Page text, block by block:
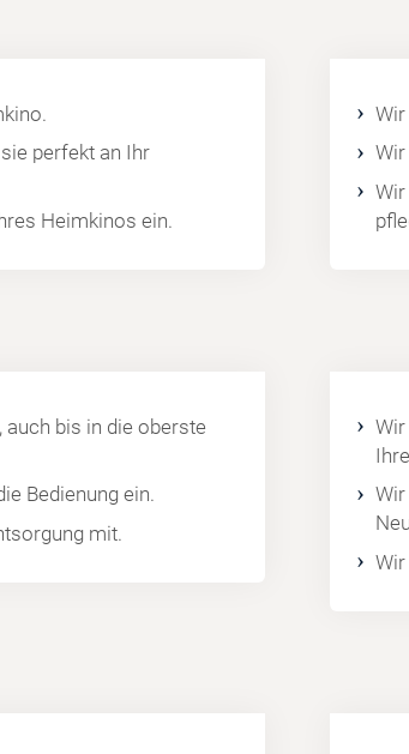
perfekt an Ihr
Heimkinos ein.
bis in die oberste
Bedienung ein.
mit.